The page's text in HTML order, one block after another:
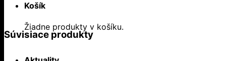
Košík
Žiadne produkty v košíku.
Súvisiace produkty